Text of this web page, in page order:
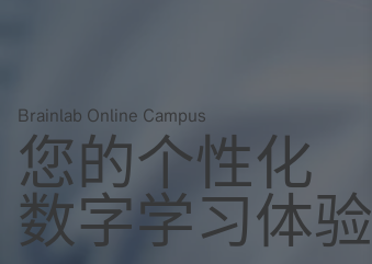
Brainlab Online Campus
您的个性化
数字学习体验